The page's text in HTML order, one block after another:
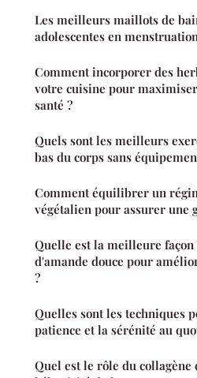
Les meilleurs maillots de
adolescentes en
Comment incorporer des
votre cuisine pour
santé ?
Quels sont les meilleurs
bas du corps sans
Comment équilibrer un
végétalien pour assurer une
Quelle est la meilleure
d'amande douce pour
?
Quelles sont les techniques
patience et la sérénité au
Quel est le rôle du collagène